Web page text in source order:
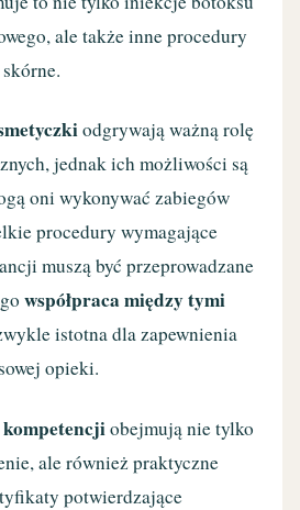
ale także inne procedury
odgrywają ważną rolę
jednak ich możliwości są
oni wykonywać zabiegów
procedury wymagające
muszą być przeprowadzane
współpraca między tymi
istotna dla zapewnienia
opieki.
obejmują nie tylko
ale również praktyczne
potwierdzające